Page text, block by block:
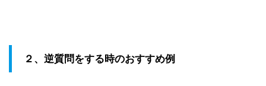
２、逆質問をする時のおすすめ例